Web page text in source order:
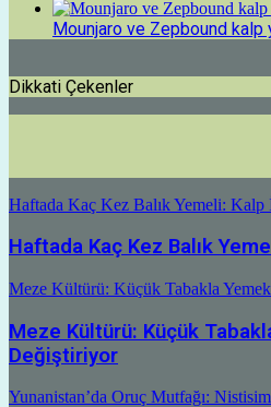
Mounjaro ve Zepbound
Dikkati Çekenler
Haftada Kaç Kez Balık Yemeli:
Haftada Kaç Kez Balık
Meze Kültürü: Küçük Tabakla
Meze Kültürü: Küçük
Değiştiriyor
Yunanistan’da Oruç Mutfağı: